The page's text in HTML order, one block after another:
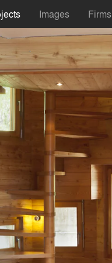
Images Firms